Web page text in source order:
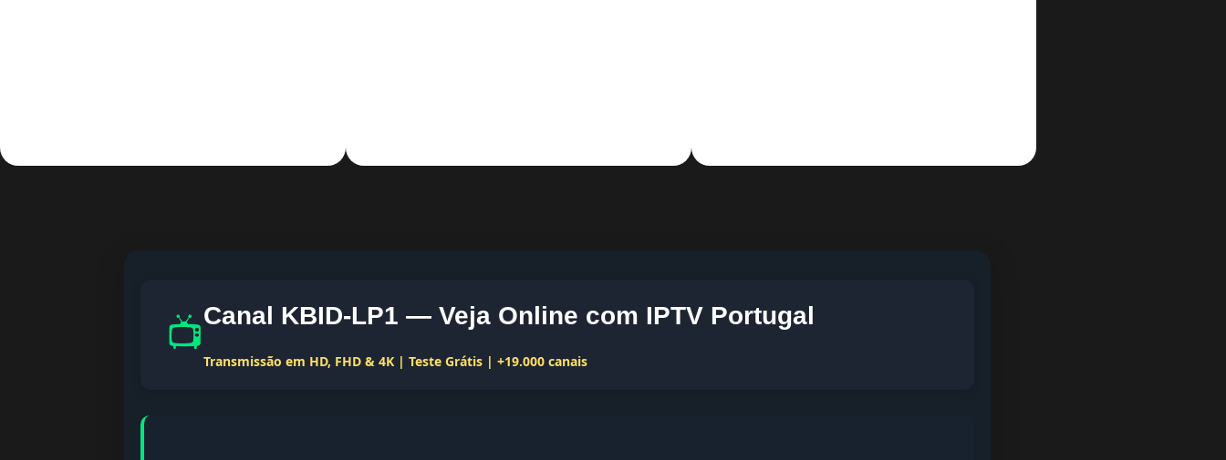
📺Canal KBID-LP1 — Veja Online com IPTV Portugal
Transmissão em HD, FHD & 4K | Teste Grátis | +19.000 canais